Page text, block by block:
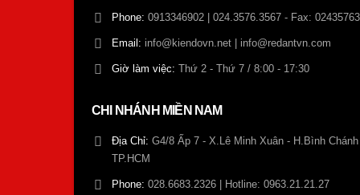
Phone: 0913346902 | 024.3576.3567 - Fax:
Email: info@kiendovn.net | info@redantvn.com
Giờ làm việc: Thứ 2 - Thứ 7 / 8:00 - 17:30
CHI NHÁNH MIỀN NAM
Địa Chỉ: G4/8 Ấp 7 - X.Lê Minh Xuân - H.Bình Chánh
TP.HCM
Phone: 028.6683.2326 | Hotline: 0963.21.21.27